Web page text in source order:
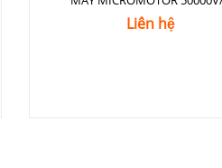
Liên hệ